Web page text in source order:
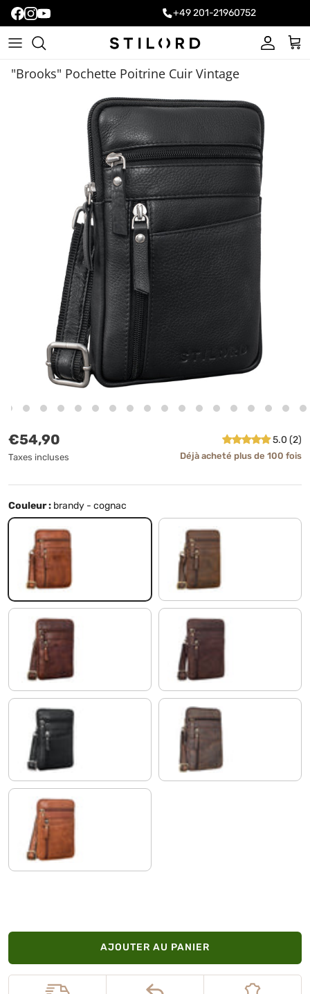
+49 201-21960752
Compte
"Brooks" Pochette Poitrine Cuir Vintage
Prix habituel
€54,90
Taxes incluses
5.0 (2)
Déjà acheté plus de 100 fois
Couleur : brandy - cognac
brandy - cognac zamora - marron
porto - cognac montero - marron
noir colorado - marron
texas - marron
AJOUTER AU PANIER